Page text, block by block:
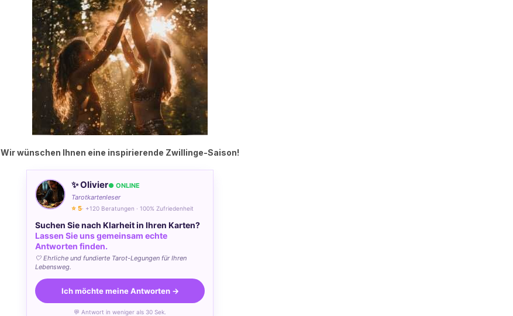
Wir wünschen Ihnen eine inspirierende Zwillinge-Saison!
✨ Olivier● ONLINE
Tarotkartenleser
⭐ 5· +120 Beratungen · 100% Zufriedenheit
Suchen Sie nach Klarheit in Ihren Karten?
Lassen Sie uns gemeinsam echte
Antworten finden.
🤍 Ehrliche und fundierte Tarot-Legungen für Ihren
Lebensweg.
Ich möchte meine Antworten →
💬 Antwort in weniger als 30 Sek.